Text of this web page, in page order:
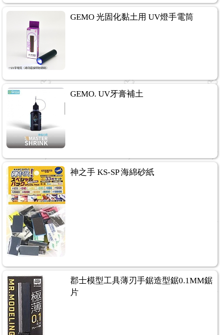
GEMO 光固化黏土用 UV燈手電筒
GEMO. UV牙膏補土
神之手 KS-SP 海綿砂紙
郡士模型工具薄刃手鋸造型鋸0.1MM鋸
片